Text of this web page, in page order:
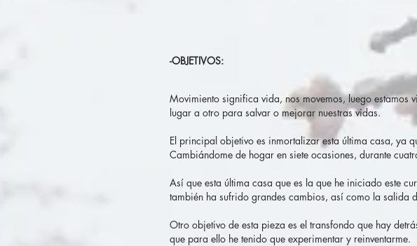
-OBJETIVOS:
Movimiento significa vida, nos movemos, luego estamos
lugar a otro para salvar o mejorar nuestras vidas.
El principal objetivo es inmortalizar esta última casa, ya
Cambiándome de hogar en siete ocasiones, durante
Así que esta última casa que es la que he iniciado este
también ha sufrido grandes cambios, así como la salida
Otro objetivo de esta pieza es el transfondo que hay
que para ello he tenido que experimentar y reinventarme.